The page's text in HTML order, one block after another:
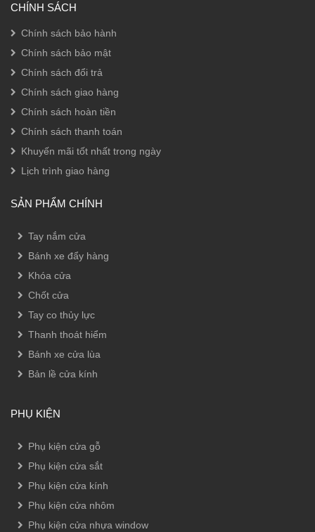
CHÍNH SÁCH
Chính sách bảo hành
Chính sách bảo mật
Chính sách đổi trả
Chính sách giao hàng
Chính sách hoàn tiền
Chính sách thanh toán
Khuyến mãi tốt nhất trong ngày
Lịch trình giao hàng
SẢN PHẨM CHÍNH
Tay nắm cửa
Bánh xe đẩy hàng
Khóa cửa
Chốt cửa
Tay co thủy lực
Thanh thoát hiểm
Bánh xe cửa lùa
Bản lề cửa kính
PHỤ KIỆN
Phụ kiện cửa gỗ
Phụ kiện cửa sắt
Phụ kiện cửa kính
Phụ kiện cửa nhôm
Phụ kiện cửa nhựa window